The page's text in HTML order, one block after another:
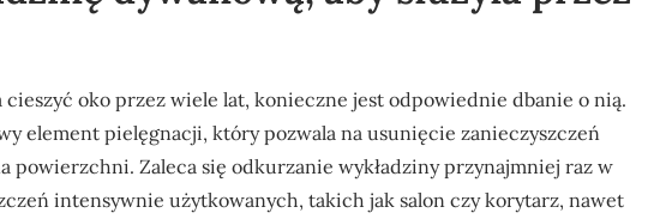
cieszyć oko przez wiele lat, konieczne jest odpowiednie dbanie o nią.
element pielęgnacji, który pozwala na usunięcie zanieczyszczeń
powierzchni. Zaleca się odkurzanie wykładziny przynajmniej raz w
intensywnie użytkowanych, takich jak salon czy korytarz, nawet